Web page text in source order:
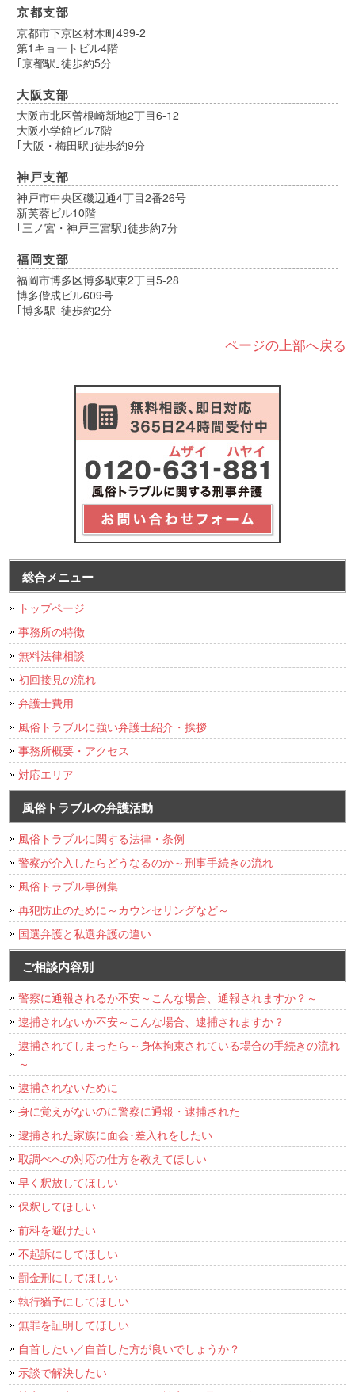
京都支部
京都市下京区材木町499-2
第1キョートビル4階
｢京都駅｣徒歩約5分
大阪支部
大阪市北区曽根崎新地2丁目6-12
大阪小学館ビル7階
｢大阪・梅田駅｣徒歩約9分
神戸支部
神戸市中央区磯辺通4丁目2番26号
新芙蓉ビル10階
｢三ノ宮・神戸三宮駅｣徒歩約7分
福岡支部
福岡市博多区博多駅東2丁目5-28
博多偕成ビル609号
｢博多駅｣徒歩約2分
ページの上部へ戻る
総合メニュー
トップページ
事務所の特徴
無料法律相談
初回接見の流れ
弁護士費用
風俗トラブルに強い弁護士紹介・挨拶
事務所概要・アクセス
対応エリア
風俗トラブルの弁護活動
風俗トラブルに関する法律・条例
警察が介入したらどうなるのか～刑事手続きの流れ
風俗トラブル事例集
再犯防止のために～カウンセリングなど～
国選弁護と私選弁護の違い
ご相談内容別
警察に通報されるか不安～こんな場合、通報されますか？～
逮捕されないか不安～こんな場合、逮捕されますか？
逮捕されてしまったら～身体拘束されている場合の手続きの流れ
～
逮捕されないために
身に覚えがないのに警察に通報・逮捕された
逮捕された家族に面会･差入れをしたい
取調べへの対応の仕方を教えてほしい
早く釈放してほしい
保釈してほしい
前科を避けたい
不起訴にしてほしい
罰金刑にしてほしい
執行猶予にしてほしい
無罪を証明してほしい
自首したい／自首した方が良いでしょうか？
示談で解決したい